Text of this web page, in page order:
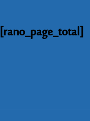
[rano_page_total]